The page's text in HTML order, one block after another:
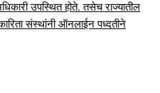
उपस्थित होते. तसेच राज्यातील
संस्थांनी ऑनलाईन पध्दतीने